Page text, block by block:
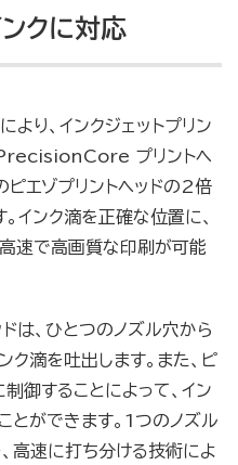
ンクに対応
り、インクジェットプリン
PrecisionCore プリントヘ
ピエゾプリントヘッドの2倍
インク滴を正確な位置に、
速で高画質な印刷が可能
、ひとつのノズル穴から
滴を吐出します。また、ピ
御することによって、イン
とができます。1つのノズル
高速に打ち分ける技術によ